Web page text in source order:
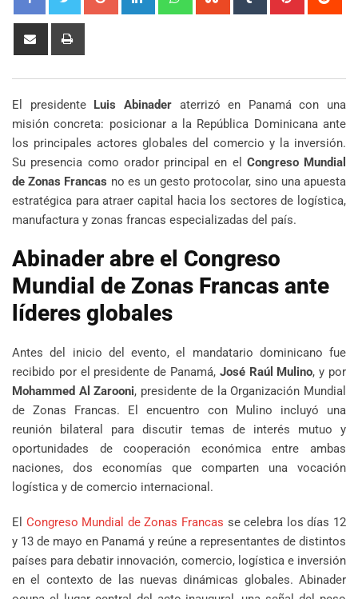
Share
El presidente Luis Abinaderaterrizó en Panamá con una
misión concreta: posicionar a la República Dominicana ante
los principales actores globales del comercio y la inversión.
Su presencia como orador principal en el Congreso Mundial
de Zonas Francas no es un gesto protocolar, sino una apuesta
estratégica para atraer capital hacia los sectores de logística,
manufactura y zonas francas especializadas del país.
Abinader abre el Congreso
Mundial de Zonas Francas ante
líderes globales
Antes del inicio del evento, el mandatario dominicano fue
recibido por el presidente de Panamá, José Raúl Mulino, y por
Mohammed Al Zarooni, presidente de la Organización Mundial
de Zonas Francas. El encuentro con Mulino incluyó una
reunión bilateral para discutir temas de interés mutuo y
oportunidades de cooperación económica entre ambas
naciones, dos economías que comparten una vocación
logística y de comercio internacional.
El Congreso Mundial de Zonas Francas se celebra los días 12
y 13 de mayo en Panamá y reúne a representantes de distintos
países para debatir innovación, comercio, logística e inversión
en el contexto de las nuevas dinámicas globales. Abinader